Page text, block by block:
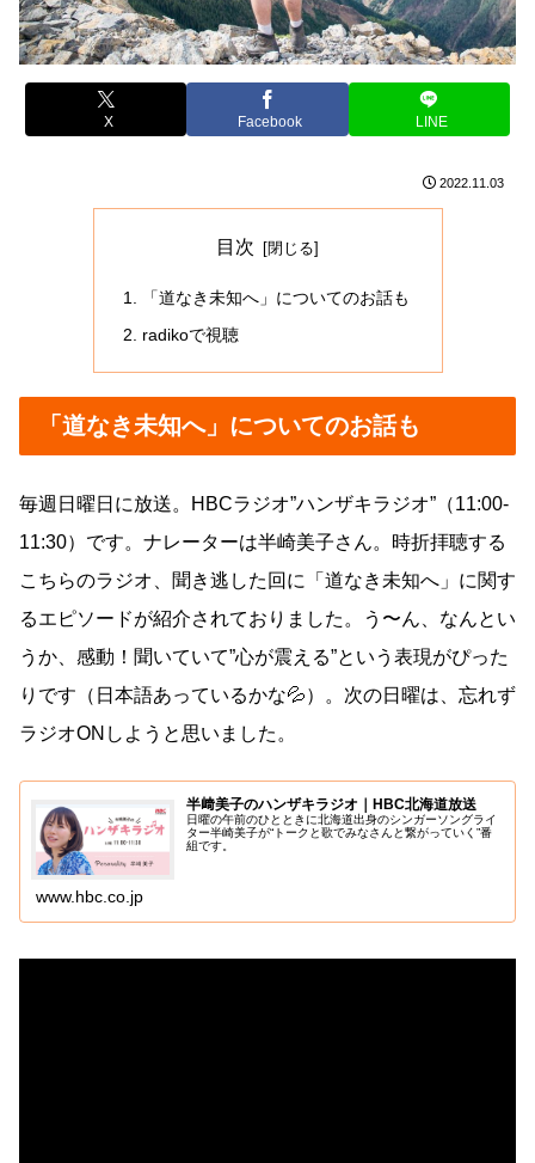
X Facebook LINE
2022.11.03
目次
「道なき未知へ」についてのお話も
radikoで視聴
「道なき未知へ」についてのお話も
毎週日曜日に放送。HBCラジオ”ハンザキラジオ”（11:00-
11:30）です。ナレーターは半崎美子さん。時折拝聴する
こちらのラジオ、聞き逃した回に「道なき未知へ」に関す
るエピソードが紹介されておりました。う〜ん、なんとい
うか、感動！聞いていて”心が震える”という表現がぴった
りです（日本語あっているかな💦）。次の日曜は、忘れず
ラジオONしようと思いました。
半﨑美子のハンザキラジオ｜HBC北海道放送
日曜の午前のひとときに北海道出身のシンガーソングライ
ター半崎美子が“トークと歌でみなさんと繋がっていく”番
組です。
www.hbc.co.jp